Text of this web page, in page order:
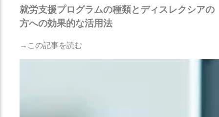
就労支援プログラムの種類とディスレクシアの
方への効果的な活用法
→この記事を読む